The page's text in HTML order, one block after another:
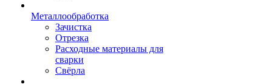
Металлообработка
Зачистка
Отрезка
Расходные материалы для
сварки
Свёрла